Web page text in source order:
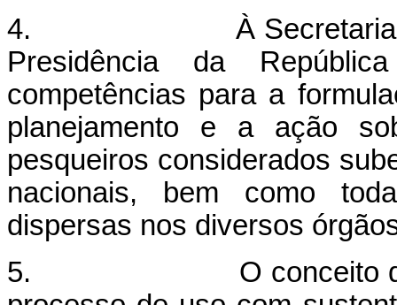
4. À Secretaria
Presidência da
competências para a
planejamento e a ação
pesqueiros considerados
nacionais, bem como
dispersas nos diversos
5. O conceito de